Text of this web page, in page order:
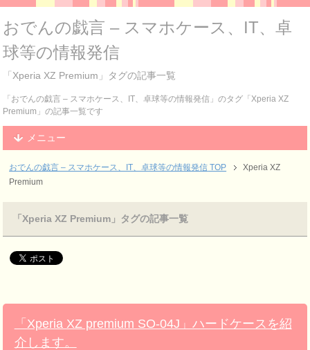
おでんの戯言 – スマホケース、IT、卓
球等の情報発信
「Xperia XZ Premium」タグの記事一覧
「おでんの戯言 – スマホケース、IT、卓球等の情報発信」のタグ「Xperia XZ
Premium」の記事一覧です
メニュー
おでんの戯言 – スマホケース、IT、卓球等の情報発信 TOP
Xperia XZ
Premium
「Xperia XZ Premium」タグの記事一覧
「Xperia XZ premium SO-04J」ハードケースを紹
介します。